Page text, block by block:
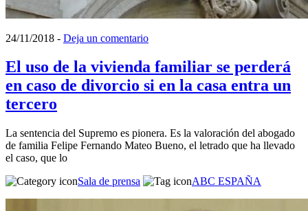
24/11/2018 - Deja un comentario
El uso de la vivienda familiar se perderá
en caso de divorcio si en la casa entra un
tercero
La sentencia del Supremo es pionera. Es la valoración del abogado
de familia Felipe Fernando Mateo Bueno, el letrado que ha llevado
el caso, que lo
Sala de prensa
ABC ESPAÑA